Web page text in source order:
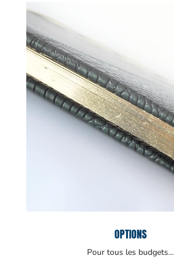
OPTIONS
Pour tous les budgets…